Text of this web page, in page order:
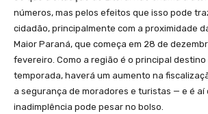
números, mas pelos efeitos que isso pode
cidadão, principalmente com a proximidade
Maior Paraná, que começa em 28 de
fevereiro. Como a região é o principal
temporada, haverá um aumento na
a segurança de moradores e turistas — e é aí
inadimplência pode pesar no bolso.